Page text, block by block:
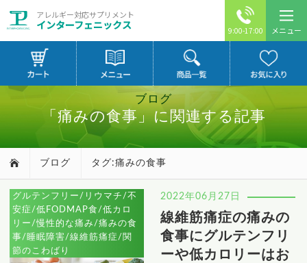
アレルギー対応サプリメント
インターフェニックス 9:00-17:00 メニュー
ブログ
「痛みの食事」に関連する記事
ブログ タグ:痛みの食事
グルテンフリー/リウマチ/不
安症/低FODMAP食/低カロ
リー/慢性的な痛み/痛みの食
事/睡眠障害/線維筋痛症/関
節のこわばり
2022年06月27日
線維筋痛症の痛みの
食事にグルテンフリ
ーや低カロリーはお